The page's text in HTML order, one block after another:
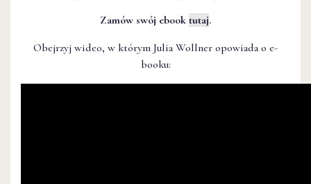
Zamów swój ebook tutaj.
Obejrzyj wideo, w którym Julia Wollner opowiada o e-
booku: